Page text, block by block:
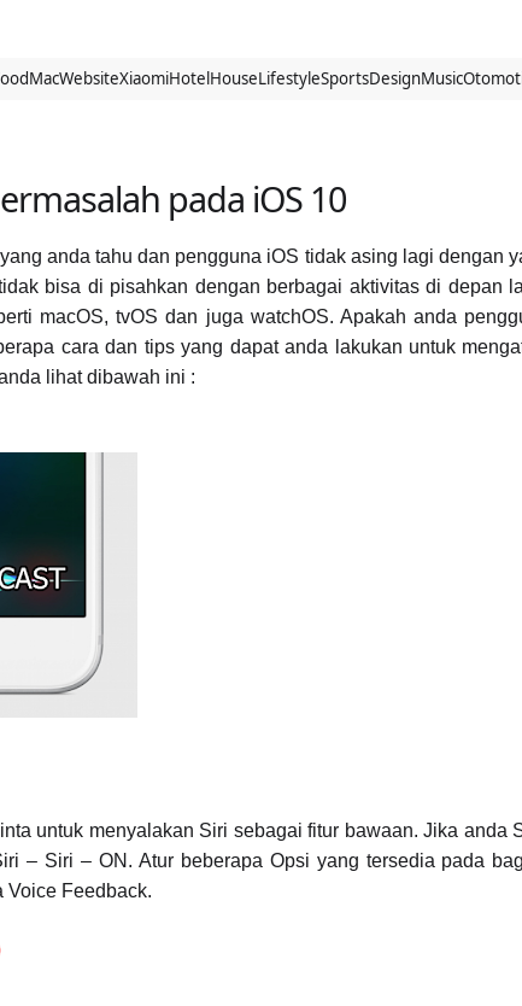
MacWebsiteXiaomiHotelHouseLifestyleSportsDesignMusic
pada iOS 10
anda tahu dan pengguna iOS tidak asing lagi dengan
bisa di pisahkan dengan berbagai aktivitas di depan
macOS, tvOS dan juga watchOS. Apakah anda
cara dan tips yang dapat anda lakukan untuk
lihat dibawah ini :
untuk menyalakan Siri sebagai fitur bawaan. Jika anda
– Siri – ON. Atur beberapa Opsi yang tersedia pada
Voice Feedback.